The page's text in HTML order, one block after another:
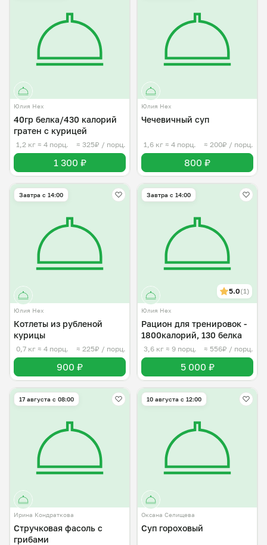
Юлия Нех
40гр белка/430 калорий
гратен с курицей
1,2 кг ≈ 4 порц. ≈ 325₽ / порц.
1 300 ₽
Юлия Нех
Чечевичный суп
1,6 кг ≈ 4 порц. ≈ 200₽ / порц.
800 ₽
Завтра c 14:00
Юлия Нех
Котлеты из рубленой
курицы
0,7 кг ≈ 4 порц. ≈ 225₽ / порц.
900 ₽
Завтра c 14:00
5.0(1)
Юлия Нех
Рацион для тренировок -
1800калорий, 130 белка
3,6 кг ≈ 9 порц. ≈ 556₽ / порц.
5 000 ₽
17 августа с 08:00
Ирина Кондраткова
Стручковая фасоль с
грибами
10 августа с 12:00
Оксана Селищева
Суп гороховый